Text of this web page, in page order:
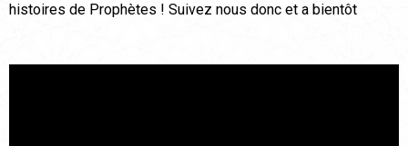
histoires de Prophètes ! Suivez nous donc et a bientôt